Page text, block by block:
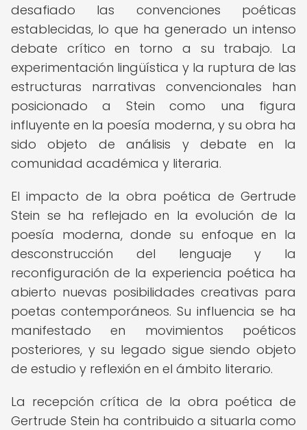
desafiado las convenciones poéticas
establecidas, lo que ha generado un intenso
debate crítico en torno a su trabajo. La
experimentación lingüística y la ruptura de las
estructuras narrativas convencionales han
posicionado a Stein como una figura
influyente en la poesía moderna, y su obra ha
sido objeto de análisis y debate en la
comunidad académica y literaria.
El impacto de la obra poética de Gertrude
Stein se ha reflejado en la evolución de la
poesía moderna, donde su enfoque en la
desconstrucción del lenguaje y la
reconfiguración de la experiencia poética ha
abierto nuevas posibilidades creativas para
poetas contemporáneos. Su influencia se ha
manifestado en movimientos poéticos
posteriores, y su legado sigue siendo objeto
de estudio y reflexión en el ámbito literario.
La recepción crítica de la obra poética de
Gertrude Stein ha contribuido a situarla como